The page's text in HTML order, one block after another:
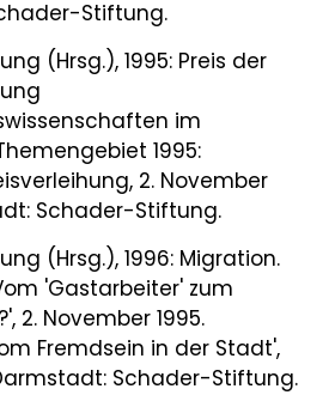
Stiftung.
(Hrsg.), 1995: Preis der
im
1995:
2. November
Schader-Stiftung.
(Hrsg.), 1996: Migration.
'Gastarbeiter' zum
2. November 1995.
Fremdsein in der Stadt',
Schader-Stiftung.